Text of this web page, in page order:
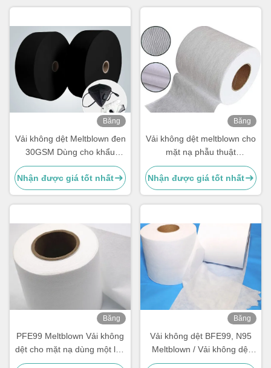
Băng
Vải không dệt Meltblown đen
30GSM Dùng cho khẩu
trang màu đen N95 KF94
Nhận được giá tốt nhất
Băng
Vải không dệt meltblown cho
mặt nạ phẫu thuật
BFE/PFE/N95/KF94 99
Nhận được giá tốt nhất
Băng
PFE99 Meltblown Vải không
dệt cho mặt nạ dùng một lần
3ply ASTM F2100 Cấp 3
Băng
Vải không dệt BFE99, N95
Meltblown / Vải không dệt
bằng sợi Polypropylen